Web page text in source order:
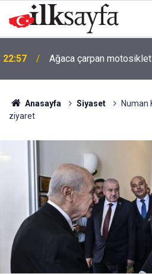
22:57 Ağaca çarpan
Anasayfa Siyaset
Numan
ziyaret